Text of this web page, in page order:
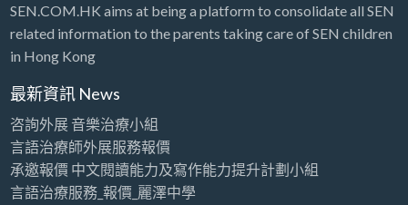
SEN.COM.HK aims at being a platform to consolidate all SEN
related information to the parents taking care of SEN children
in Hong Kong
最新資訊 News
咨詢外展 音樂治療小組
言語治療師外展服務報價
承邀報價 中文閱讀能力及寫作能力提升計劃小組
言語治療服務_報價_麗澤中學